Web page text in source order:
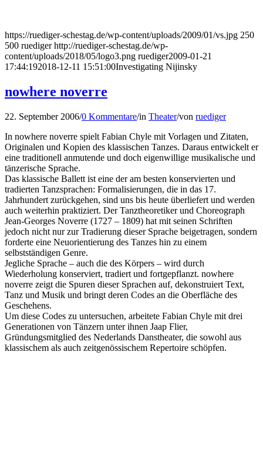
https://ruediger-schestag.de/wp-content/uploads/2009/01/vs.jpg 250
500 ruediger http://ruediger-schestag.de/wp-
content/uploads/2018/05/logo3.png ruediger2009-01-21
17:44:192018-12-11 15:51:00Investigating Nijinsky
nowhere noverre
22. September 2006/0 Kommentare/in Theater/von ruediger
In nowhere noverre spielt Fabian Chyle mit Vorlagen und Zitaten,
Originalen und Kopien des klassischen Tanzes. Daraus entwickelt er
eine traditionell anmutende und doch eigenwillige musikalische und
tänzerische Sprache.
Das klassische Ballett ist eine der am besten konservierten und
tradierten Tanzsprachen: Formalisierungen, die in das 17.
Jahrhundert zurückgehen, sind uns bis heute überliefert und werden
auch weiterhin praktiziert. Der Tanztheoretiker und Choreograph
Jean-Georges Noverre (1727 – 1809) hat mit seinen Schriften
jedoch nicht nur zur Tradierung dieser Sprache beigetragen, sondern
forderte eine Neuorientierung des Tanzes hin zu einem
selbstständigen Genre.
Jegliche Sprache – auch die des Körpers – wird durch
Wiederholung konserviert, tradiert und fortgepflanzt. nowhere
noverre zeigt die Spuren dieser Sprachen auf, dekonstruiert Text,
Tanz und Musik und bringt deren Codes an die Oberfläche des
Geschehens.
Um diese Codes zu untersuchen, arbeitete Fabian Chyle mit drei
Generationen von Tänzern unter ihnen Jaap Flier,
Gründungsmitglied des Nederlands Danstheater, die sowohl aus
klassischem als auch zeitgenössischem Repertoire schöpfen.